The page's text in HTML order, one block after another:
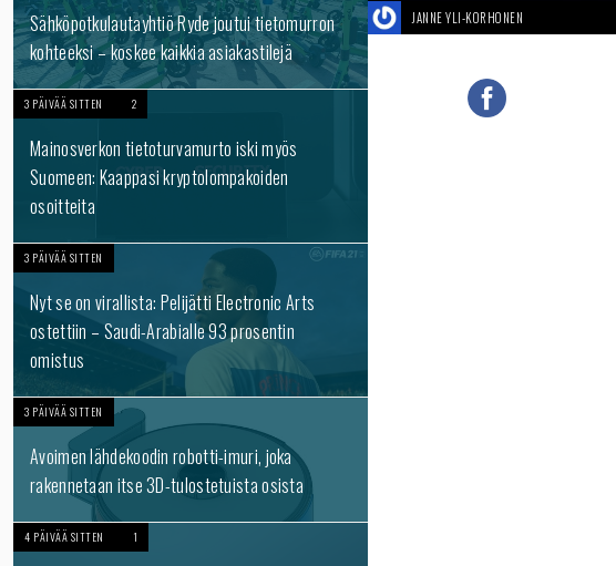
Sähköpotkulautayhtiö Ryde joutui tietomurron
kohteeksi – koskee kaikkia asiakastilejä
3 PÄIVÄÄ SITTEN 2
Mainosverkon tietoturvamurto iski myös
Suomeen: Kaappasi kryptolompakoiden
osoitteita
3 PÄIVÄÄ SITTEN
Nyt se on virallista: Pelijätti Electronic Arts
ostettiin – Saudi-Arabialle 93 prosentin
omistus
3 PÄIVÄÄ SITTEN
Avoimen lähdekoodin robotti-imuri, joka
rakennetaan itse 3D-tulostetuista osista
4 PÄIVÄÄ SITTEN 1
JANNE YLI-KORHONEN